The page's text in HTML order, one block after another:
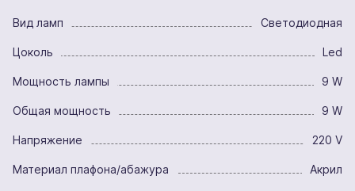
Вид ламп Светодиодная
Цоколь Led
Мощность лампы 9 W
Общая мощность 9 W
Напряжение 220 V
Материал плафона/абажура Акрил